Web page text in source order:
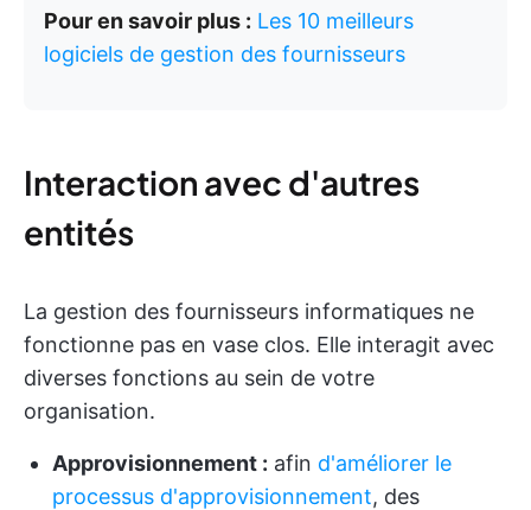
Pour en savoir plus : Les 10 meilleurs
logiciels de gestion des fournisseurs
Interaction avec d'autres
entités
La gestion des fournisseurs informatiques ne
fonctionne pas en vase clos. Elle interagit avec
diverses fonctions au sein de votre
organisation.
Approvisionnement : afin d'améliorer le
processus d'approvisionnement, des